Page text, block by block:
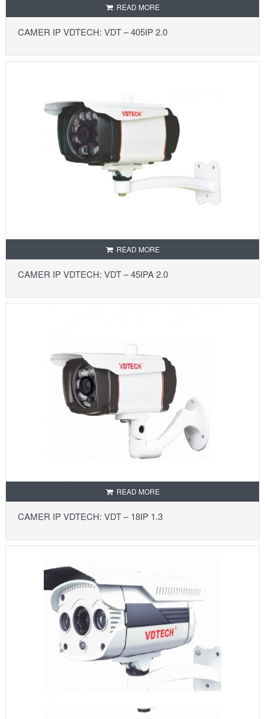
READ MORE
CAMER IP VDTECH: VDT – 405IP 2.0
READ MORE
CAMER IP VDTECH: VDT – 45IPA 2.0
READ MORE
CAMER IP VDTECH: VDT – 18IP 1.3